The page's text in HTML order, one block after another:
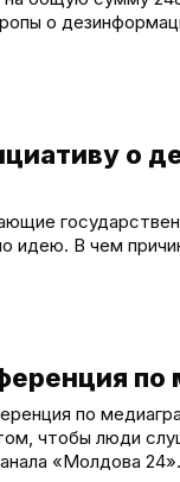
о
о
идею. В чем
по
по
чтобы люди
«Молдова 24».